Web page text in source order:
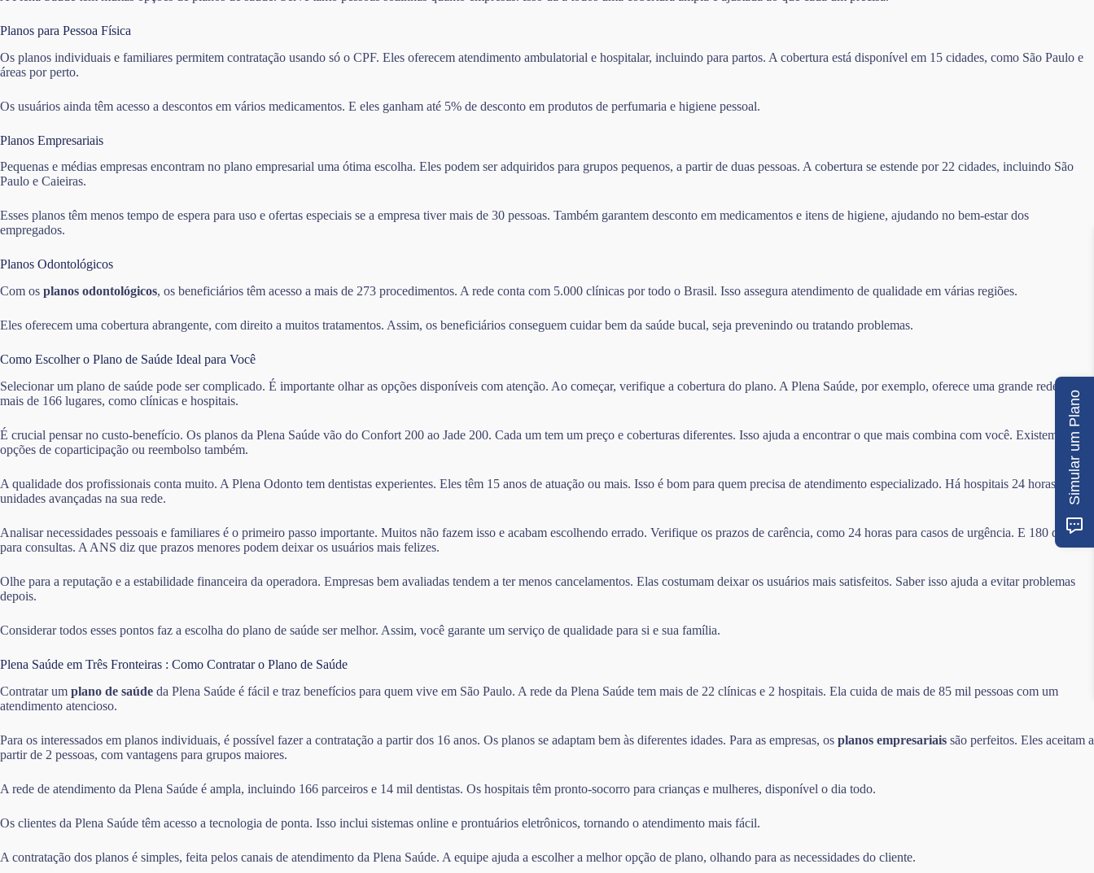
Planos para Pessoa Física
Os planos individuais e familiares permitem contratação usando só o CPF. Eles oferecem atendimento ambulatorial e hospitalar, incluindo para partos. A cobertura está disponível em 15 cidades, como São Paulo e
áreas por perto.
Os usuários ainda têm acesso a descontos em vários medicamentos. E eles ganham até 5% de desconto em produtos de perfumaria e higiene pessoal.
Planos Empresariais
Pequenas e médias empresas encontram no plano empresarial uma ótima escolha. Eles podem ser adquiridos para grupos pequenos, a partir de duas pessoas. A cobertura se estende por 22 cidades, incluindo São
Paulo e Caieiras.
Esses planos têm menos tempo de espera para uso e ofertas especiais se a empresa tiver mais de 30 pessoas. Também garantem desconto em medicamentos e itens de higiene, ajudando no bem-estar dos
empregados.
Planos Odontológicos
Com os planos odontológicos, os beneficiários têm acesso a mais de 273 procedimentos. A rede conta com 5.000 clínicas por todo o Brasil. Isso assegura atendimento de qualidade em várias regiões.
Eles oferecem uma cobertura abrangente, com direito a muitos tratamentos. Assim, os beneficiários conseguem cuidar bem da saúde bucal, seja prevenindo ou tratando problemas.
Como Escolher o Plano de Saúde Ideal para Você
Selecionar um plano de saúde pode ser complicado. É importante olhar as opções disponíveis com atenção. Ao começar, verifique a cobertura do plano. A Plena Saúde, por exemplo, oferece uma grande rede com
mais de 166 lugares, como clínicas e hospitais.
É crucial pensar no custo-benefício. Os planos da Plena Saúde vão do Confort 200 ao Jade 200. Cada um tem um preço e coberturas diferentes. Isso ajuda a encontrar o que mais combina com você. Existem
opções de coparticipação ou reembolso também.
A qualidade dos profissionais conta muito. A Plena Odonto tem dentistas experientes. Eles têm 15 anos de atuação ou mais. Isso é bom para quem precisa de atendimento especializado. Há hospitais 24 horas e
unidades avançadas na sua rede.
Analisar necessidades pessoais e familiares é o primeiro passo importante. Muitos não fazem isso e acabam escolhendo errado. Verifique os prazos de carência, como 24 horas para casos de urgência. E 180 dias
para consultas. A ANS diz que prazos menores podem deixar os usuários mais felizes.
Olhe para a reputação e a estabilidade financeira da operadora. Empresas bem avaliadas tendem a ter menos cancelamentos. Elas costumam deixar os usuários mais satisfeitos. Saber isso ajuda a evitar problemas
depois.
Considerar todos esses pontos faz a escolha do plano de saúde ser melhor. Assim, você garante um serviço de qualidade para si e sua família.
Plena Saúde em Três Fronteiras : Como Contratar o Plano de Saúde
Contratar um plano de saúde da Plena Saúde é fácil e traz benefícios para quem vive em São Paulo. A rede da Plena Saúde tem mais de 22 clínicas e 2 hospitais. Ela cuida de mais de 85 mil pessoas com um
atendimento atencioso.
Para os interessados em planos individuais, é possível fazer a contratação a partir dos 16 anos. Os planos se adaptam bem às diferentes idades. Para as empresas, os planos empresariais são perfeitos. Eles aceitam a
partir de 2 pessoas, com vantagens para grupos maiores.
A rede de atendimento da Plena Saúde é ampla, incluindo 166 parceiros e 14 mil dentistas. Os hospitais têm pronto-socorro para crianças e mulheres, disponível o dia todo.
Os clientes da Plena Saúde têm acesso a tecnologia de ponta. Isso inclui sistemas online e prontuários eletrônicos, tornando o atendimento mais fácil.
A contratação dos planos é simples, feita pelos canais de atendimento da Plena Saúde. A equipe ajuda a escolher a melhor opção de plano, olhando para as necessidades do cliente.
Simular um Plano